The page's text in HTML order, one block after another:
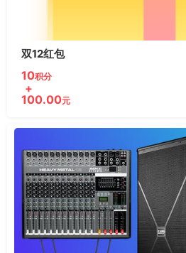
双12红包
10积分
+
100.00元